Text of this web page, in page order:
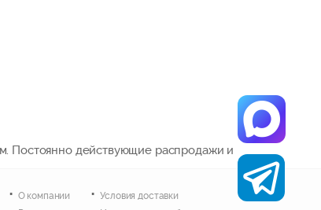
Постоянно действующие распродажи и
О компании
Условия доставки